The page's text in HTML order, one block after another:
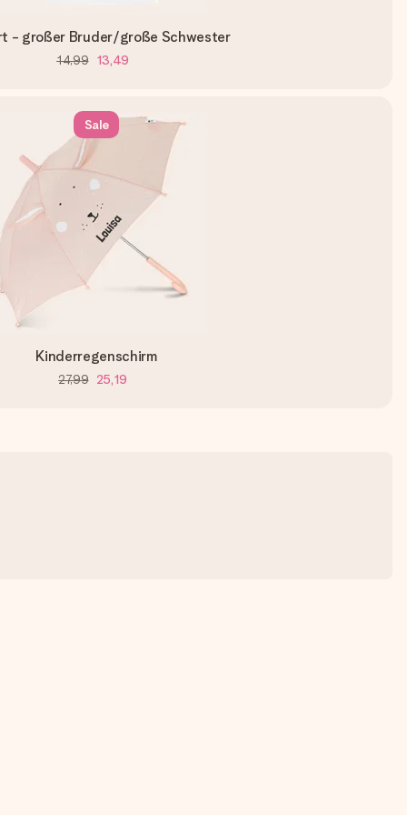
- großer Bruder/große Schwester
14,99 13,49
Sale
Kinderregenschirm
27,99 25,19